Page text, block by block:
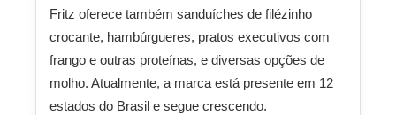
Fritz oferece também sanduíches de filézinho
crocante, hambúrgueres, pratos executivos com
frango e outras proteínas, e diversas opções de
molho. Atualmente, a marca está presente em 12
estados do Brasil e segue crescendo.